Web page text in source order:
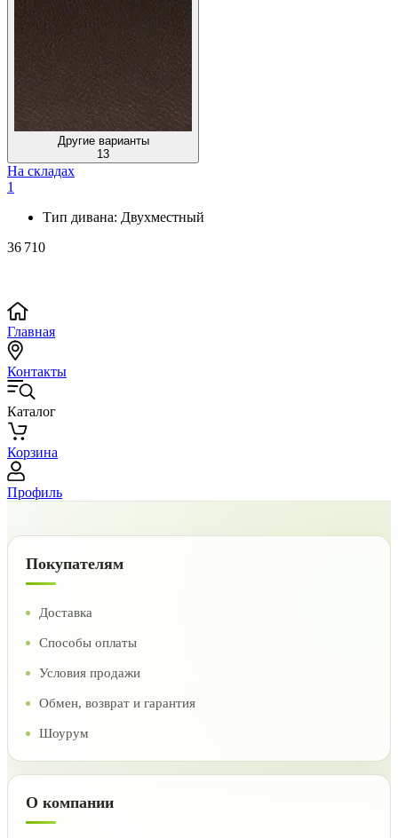
Другие варианты
13
На складах
1
Тип дивана: Двухместный
36 710
Главная
Контакты
Каталог
Корзина
Профиль
Покупателям
Доставка
Способы оплаты
Условия продажи
Обмен, возврат и гарантия
Шоурум
О компании